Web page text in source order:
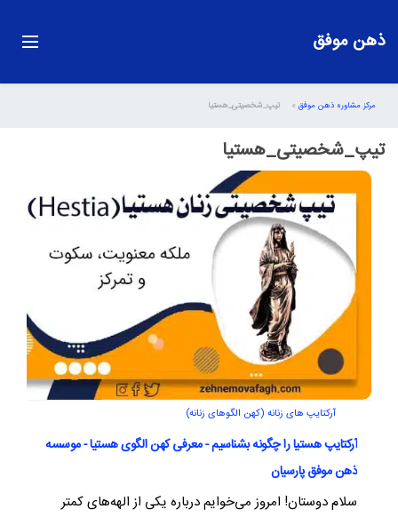
ذهن موفق
مرکز مشاوره ذهن موفق » تیپ_شخصیتی_هستیا
تیپ_شخصیتی_هستیا
آرکتایپ های زنانه (کهن الگوهای زنانه)
آرکتایپ هستیا را چگونه بشناسیم - معرفی کهن الگوی هستیا - موسسه
ذهن موفق پارسیان
سلام دوستان! امروز می‌خوایم درباره یکی از الهه‌های کمتر